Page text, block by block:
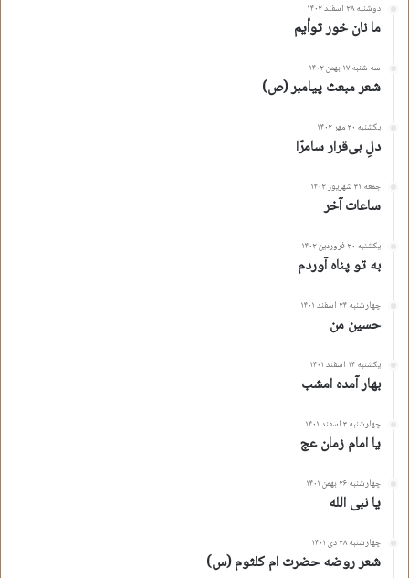
دوشنبه ۲۸ اسفند ۱۴۰۲
ما نان خور توأیم
سه شنبه ۱۷ بهمن ۱۴۰۲
شعر مبعث پیامبر (ص)
یکشنبه ۳۰ مهر ۱۴۰۲
دلِ بی‌قرار سامرّا
جمعه ۳۱ شهریور ۱۴۰۲
ساعات آخر
یکشنبه ۲۰ فروردین ۱۴۰۲
به تو پناه آوردم
چهارشنبه ۲۴ اسفند ۱۴۰۱
حسین من
یکشنبه ۱۴ اسفند ۱۴۰۱
بهار آمده امشب
چهارشنبه ۳ اسفند ۱۴۰۱
یا امام زمان عج
چهارشنبه ۲۶ بهمن ۱۴۰۱
یا نبی الله
چهارشنبه ۲۸ دی ۱۴۰۱
شعر روضه حضرت ام کلثوم (س)